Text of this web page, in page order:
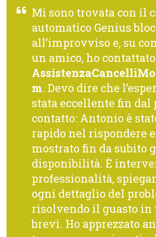
Mi sono trovata con il
automatico Genius
all’improvviso e, su
un amico, ho contattato
m. Devo dire che
stata eccellente fin dal
contatto: Antonio è
rapido nel rispondere
mostrato fin da subito
disponibilità. È
professionalità,
ogni dettaglio del
risolvendo il guasto in
brevi. Ho apprezzato